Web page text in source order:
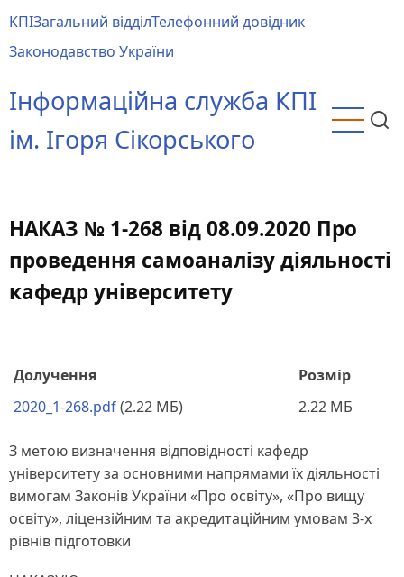
до
основного
КПІЗагальний відділТелефонний довідник
Законодавство України
Інформаційна служба КПІ
ім. Ігоря Сікорського
НАКАЗ № 1-268 від 08.09.2020 Про
проведення самоаналізу діяльності
кафедр університету
Долучення
Розмір
2020_1-268.pdf(2.22 МБ) 2.22 МБ
З метою визначення відповідності кафедр
університету за основними напрямами їх діяльності
вимогам Законів України «Про освіту», «Про вищу
освіту», ліцензійним та акредитаційним умовам 3-х
рівнів підготовки